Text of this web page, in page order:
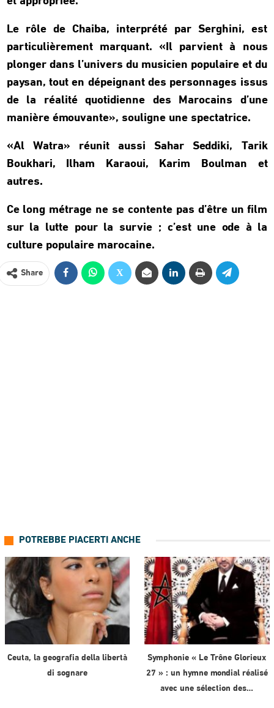
Le rôle de Chaiba, interprété par Serghini, est
particulièrement marquant. «Il parvient à nous
plonger dans l’univers du musicien populaire et du
paysan, tout en dépeignant des personnages issus
de la réalité quotidienne des Marocains d’une
manière émouvante», souligne une spectatrice.
«Al Watra» réunit aussi Sahar Seddiki, Tarik
Boukhari, Ilham Karaoui, Karim Boulman et
autres.
Ce long métrage ne se contente pas d’être un film
sur la lutte pour la survie ; c’est une ode à la
culture populaire marocaine.
Share
POTREBBE PIACERTI ANCHE
Ceuta, la geografia della libertà
di sognare
Symphonie « Le Trône Glorieux
27 » : un hymne mondial réalisé
avec une sélection des…